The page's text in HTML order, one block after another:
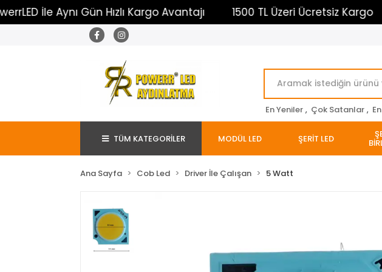
İle Aynı Gün Hızlı Kargo Avantajı 1500 TL Üzeri Ücretsiz Kargo
En Yeniler , Çok Satanlar ,
TÜM KATEGORİLER MODÜL LED ŞERİT LED
Ana Sayfa Cob Led Driver İle Çalışan 5 Watt